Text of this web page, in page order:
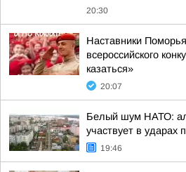
20:30
Наставники
всероссийского
казаться»
20:07
Белый шум НАТО:
участвует в ударах
19:46